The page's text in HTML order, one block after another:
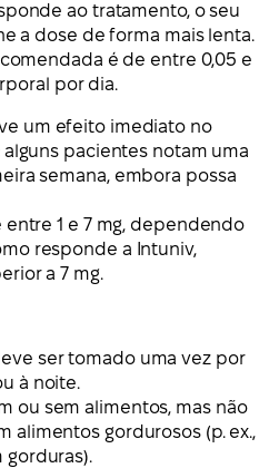
ao tratamento, o seu
a dose de forma mais lenta.
é de entre 0,05 e
por dia.
um efeito imediato no
pacientes notam uma
semana, embora possa
entre 1 e 7 mg, dependendo
responde a Intuniv,
a 7 mg.
ser tomado uma vez por
à noite.
ou sem alimentos, mas não
alimentos gordurosos (p. ex.,
gorduras).